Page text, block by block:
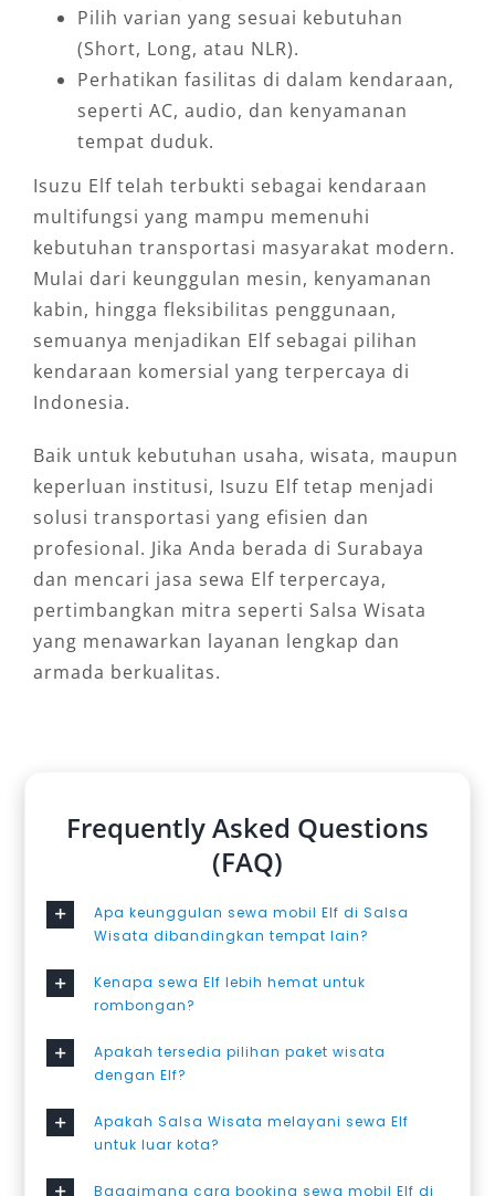
Pilih varian yang sesuai kebutuhan
(Short, Long, atau NLR).
Perhatikan fasilitas di dalam kendaraan,
seperti AC, audio, dan kenyamanan
tempat duduk.
Isuzu Elf telah terbukti sebagai kendaraan
multifungsi yang mampu memenuhi
kebutuhan transportasi masyarakat modern.
Mulai dari keunggulan mesin, kenyamanan
kabin, hingga fleksibilitas penggunaan,
semuanya menjadikan Elf sebagai pilihan
kendaraan komersial yang terpercaya di
Indonesia.
Baik untuk kebutuhan usaha, wisata, maupun
keperluan institusi, Isuzu Elf tetap menjadi
solusi transportasi yang efisien dan
profesional. Jika Anda berada di Surabaya
dan mencari jasa sewa Elf terpercaya,
pertimbangkan mitra seperti Salsa Wisata
yang menawarkan layanan lengkap dan
armada berkualitas.
Frequently Asked Questions
(FAQ)
Apa keunggulan sewa mobil Elf di Salsa
Wisata dibandingkan tempat lain?
Kenapa sewa Elf lebih hemat untuk
rombongan?
Apakah tersedia pilihan paket wisata
dengan Elf?
Apakah Salsa Wisata melayani sewa Elf
untuk luar kota?
Bagaimana cara booking sewa mobil Elf di